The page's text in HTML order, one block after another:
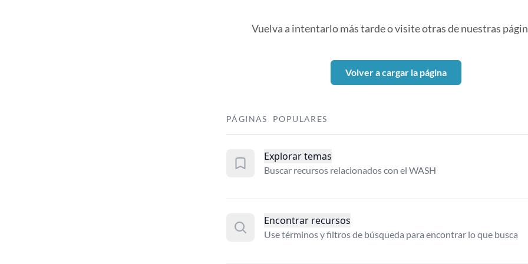
Vuelva a intentarlo más tarde o visite otras de nuestras
Volver a cargar la página
PÁGINAS POPULARES
Explorar temas
Buscar recursos relacionados con el WASH
Encontrar recursos
Use términos y filtros de búsqueda para encontrar lo que busca